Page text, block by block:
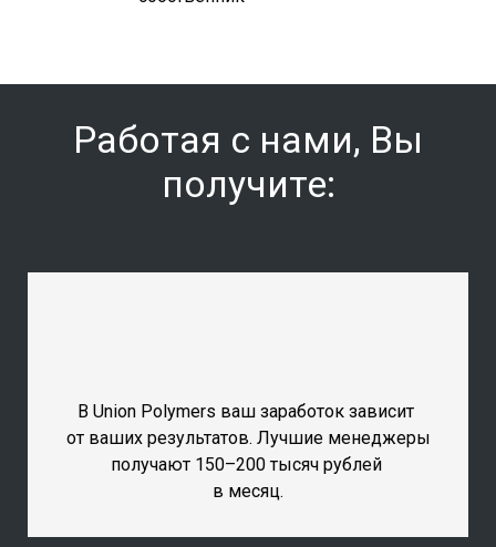
Работая с нами, Вы
получите:
В Union Polymers ваш заработок зависит
от ваших результатов. Лучшие менеджеры
получают 150–200 тысяч рублей
в месяц.